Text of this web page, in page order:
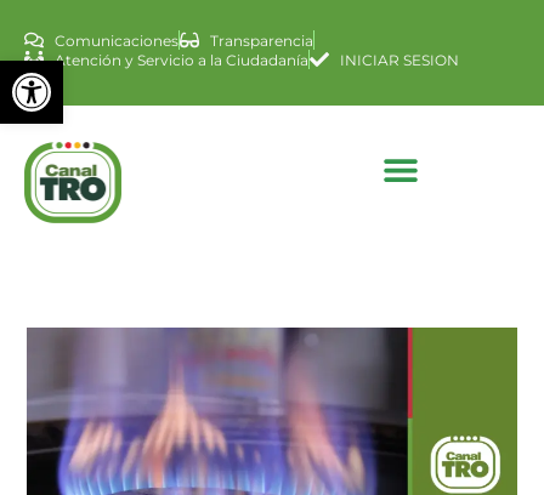
Abrir barra de
Comunicaciones
Transparencia
Atención y Servicio a la Ciudadanía
INICIAR SESION